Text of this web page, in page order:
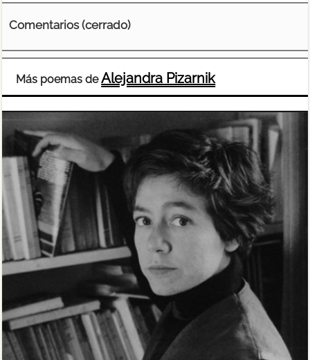
Comentarios (cerrado)
Más poemas deAlejandra Pizarnik